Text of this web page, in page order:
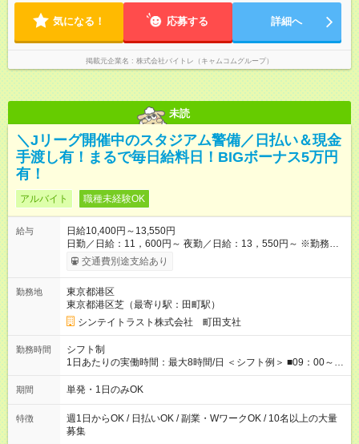
気になる！ 応募する 詳細へ
掲載元企業名 株式会社バイトレ（キャムコムグループ）
未読
＼Jリーグ開催中のスタジアム警備／日払い＆現金
手渡し有！まるで毎日給料日！BIGボーナス5万円
有！
アルバイト 職種未経験OK
給与
日給10,400円～13,550円
日勤／日給：11，600円～ 夜勤／日給：13，550円～ ※勤務数
が週2日以下の場合 日勤／日給：10，400円 夜勤／日給：12，
350円 ■交通費別途全額支給 ※規定あり ■支払方法：日払い └日
⇒希望をお聞かせください♪ ■各種資格手当あり ■残業手当あり ■
日給保障あり └早く終わっても”全額”支給！ ・－・－・ ≪ 法定
研修 ≫ 研修時の給与： 日給10，000円×3日間（24時間） ＝研
修費として合計30，000円支給 ＋交通費全額支給 ※規定あり
【試用期間】試用期間なし
交通費別途支給あり
勤務地
東京都港区
東京都港区芝（最寄り駅：田町駅）
シンテイトラスト株式会社 町田支社
勤務時間
シフト制
1日あたりの実働時間：最大8時間/日 ＜シフト例＞ ■09：00～
18：00 ■20：00～翌5：00 など！ 上記時間内で、 実働8時
間・休憩1時間／日
期間 単発・1日のみOK
特徴
週1日からOK / 日払いOK / 副業・WワークOK / 10名以上の大量
募集